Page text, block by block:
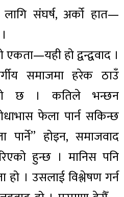
संघर्ष, अर्को हात—
हो द्वन्द्ववाद ।
समाजमा हरेक ठाउँ
छ । कतिले भन्छन
फेला पार्न सकिन्छ
होइन, समाजवाद
हुन्छ । मानिस पनि
हो । उसलाई विश्लेषण गर्न